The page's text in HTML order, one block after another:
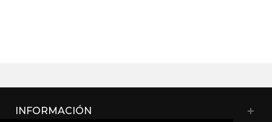
INFORMACIÓN